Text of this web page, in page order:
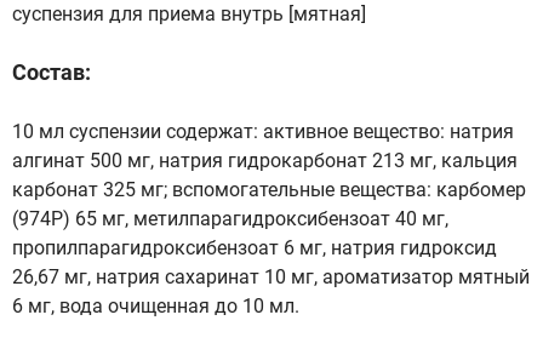
суспензия для приема внутрь [мятная]
Состав:
10 мл суспензии содержат: активное вещество: натрия
алгинат 500 мг, натрия гидрокарбонат 213 мг, кальция
карбонат 325 мг; вспомогательные вещества: карбомер
(974Р) 65 мг, метилпарагидроксибензоат 40 мг,
пропилпарагидроксибензоат 6 мг, натрия гидроксид
26,67 мг, натрия сахаринат 10 мг, ароматизатор мятный
6 мг, вода очищенная до 10 мл.